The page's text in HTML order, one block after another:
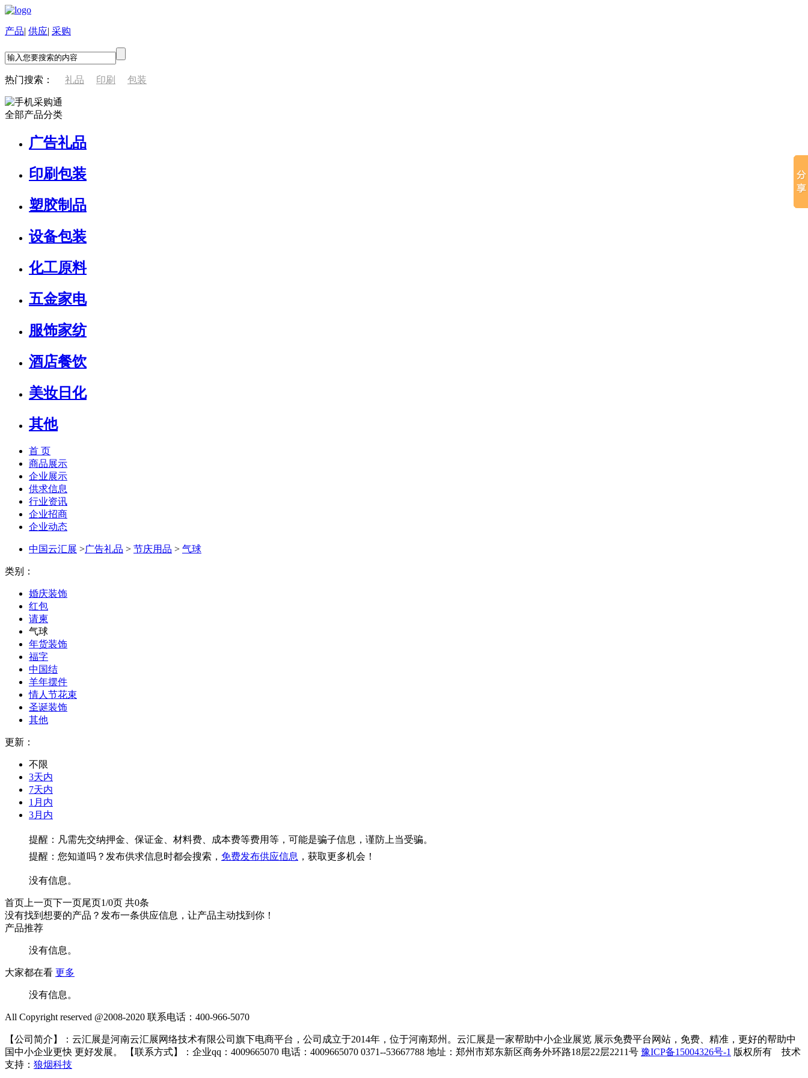
产品| 供应| 采购
热门搜索： 礼品 印刷 包装
全部产品分类
广告礼品
印刷包装
塑胶制品
设备包装
化工原料
五金家电
服饰家纺
酒店餐饮
美妆日化
其他
首 页
商品展示
企业展示
供求信息
行业资讯
企业招商
企业动态
中国云汇展 >广告礼品 > 节庆用品 > 气球
类别：
婚庆装饰
红包
请柬
气球
年货装饰
福字
中国结
羊年摆件
情人节花束
圣诞装饰
其他
更新：
不限
3天内
7天内
1月内
3月内
提醒：凡需先交纳押金、保证金、材料费、成本费等费用等，可能是骗子信息，谨防上当受骗。
提醒：您知道吗？发布供求信息时都会搜索， 免费发布供应信息 ，获取更多机会！
没有信息。
首页上一页 下一页 尾页 1/0页 共0条
没有找到想要的产品？发布一条供应信息，让产品主动找到你！
产品推荐
没有信息。
大家都在看 更多
没有信息。
All Copyright reserved @2008-2020 联系电话：400-966-5070
【公司简介】：云汇展是河南云汇展网络技术有限公司旗下电商平台，公司成立于2014年，位于河南郑州。云汇展是一家帮助中小企业展览 展示免费平台网站，免费、精准，更好的帮助中
国中小企业更快 更好发展。 【联系方式】：企业qq：4009665070 电话：4009665070 0371--53667788 地址：郑州市郑东新区商务外环路18层22层2211号​ 豫ICP备15004326号-1 版权所有 技术
支持： 狼烟科技